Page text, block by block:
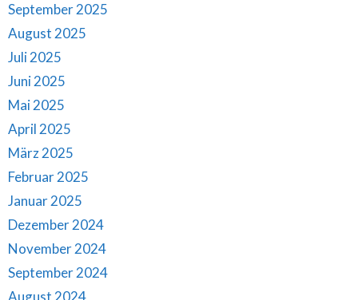
September 2025
August 2025
Juli 2025
Juni 2025
Mai 2025
April 2025
März 2025
Februar 2025
Januar 2025
Dezember 2024
November 2024
September 2024